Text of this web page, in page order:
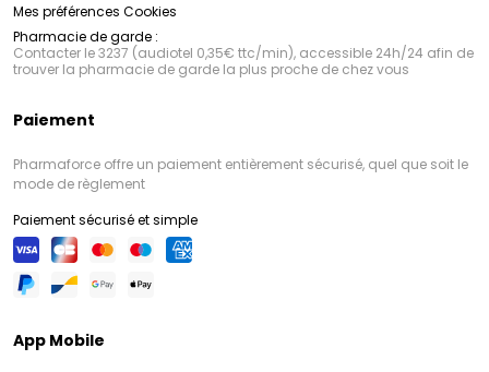
Mes préférences Cookies
Pharmacie de garde :
Contacter le 3237 (audiotel 0,35€ ttc/min), accessible 24h/24 afin de
trouver la pharmacie de garde la plus proche de chez vous
Paiement
Pharmaforce offre un paiement entièrement sécurisé, quel que soit le
mode de règlement
Paiement sécurisé et simple
App Mobile